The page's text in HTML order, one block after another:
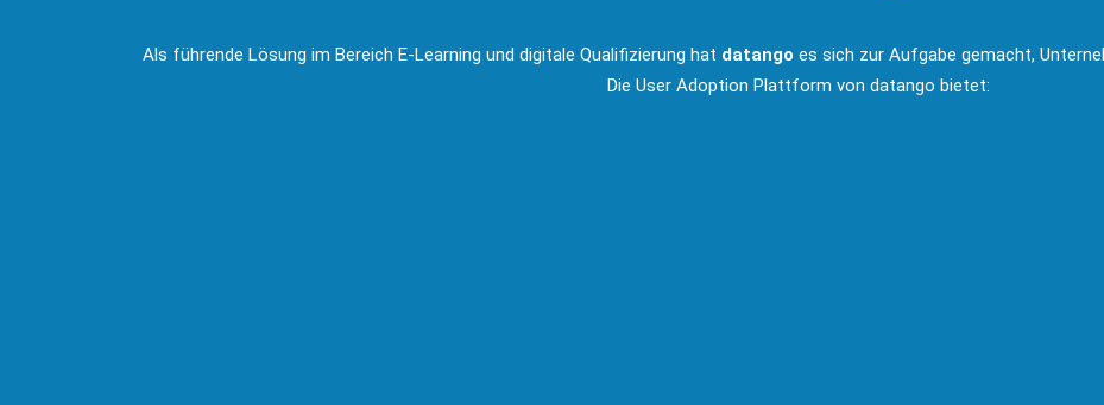
Als führende Lösung im Bereich E-Learning und digitale Qualifizierung hat datango es sich zur Aufgabe gemacht,
Die User Adoption Plattform von datango bietet: